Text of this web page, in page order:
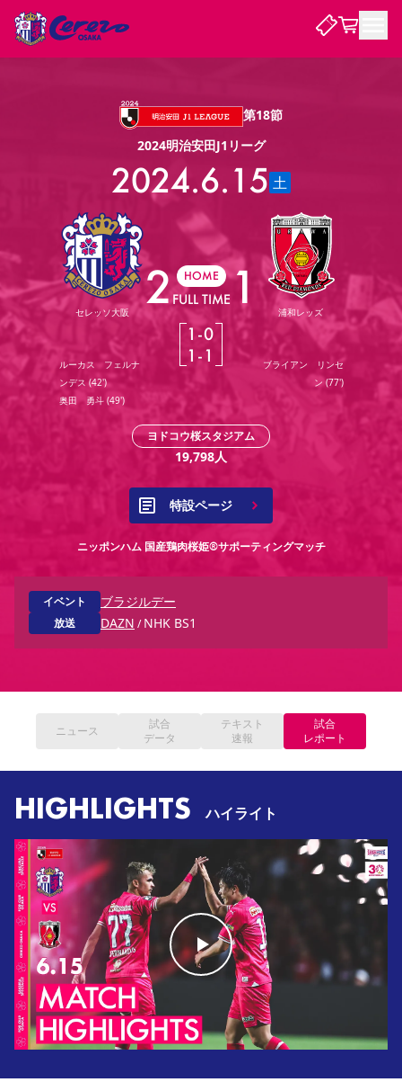
順位表
チームについて
選手・スタッフ スケジュール メディア情報 アクセス レディース
アカデミー ハナサカプレーヤー 歴代所属選手
チケット
チケット情報 販売スケジュール
購入方法
シーズンシート
法人シーズンシート 福祉サービス 団体チケット
特定興行入場券
譲渡サービス リセールサービス
観戦ガイド
初めて観戦ガイド キッズ向けサービス グルメ
マッチデープログラム
観戦マナー&ルール
ビジターサポーター観戦ガイド 公式アプリ
スタジアム
YANMAR HANASAKA STADIUM
DAZNで観戦
アウェイツアー
よくある質問
よくある質問
クラブを知る
セレッソ大阪について
クラブ紹介 沿革 シーズン記録 求人情報
サポートする
パートナー企業募集中 セレッソ大阪VISAカード サポートスタッフ
セレッソアイデアちょうだいな
応援商店街
Lise（ライセンスビジネス）
サステナビリティ
SDGsのゴール
スポーツクラブ
関連団体/施設
長居公園 セレッソフットサルパーク
セレッソスポーツパーク舞洲 YANMAR HANASAKA STADIUM
セレッソ大阪アカデミー
大人のサッカースクール その他スポーツクラブ
ファンクラブ
ファンクラブ
SAKURA SOCIO SAKURA POINT Program 招待券引換方法 先行入場
まいセレチケット
会員規定 婚姻届・出生届・命名書
ニュース
ニュース
グッズ チケット イベント ファンクラブ
パートナー スポーツクラブ メディア
レディース
第18節
2024明治安田J1リーグ
2024.6.15 土
セレッソ大阪
ルーカス フェルナ
ンデス (42')
奥田 勇斗 (49')
2 HOME
FULL TIME1
1-0
1-1
浦和レッズ
ブライアン リンセ
ン (77')
ヨドコウ桜スタジアム
19,798人
特設ページ
ニッポンハム 国産鶏肉桜姫®︎サポーティングマッチ
イベント ブラジルデー
放送 DAZN /NHK BS1
ニュース
試合
データ
テキスト
速報
試合
レポート
HIGHLIGHTS ハイライト